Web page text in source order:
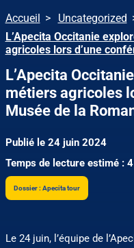
Accueil
Uncategorized
L’Apecita Occitanie
agricoles lors d’une
L’Apecita
métiers agricoles
Musée de la
Publié le 24 juin 2024
Temps de lecture estimé :
Dossier : Apecita tour
Le 24 juin, l’équipe de